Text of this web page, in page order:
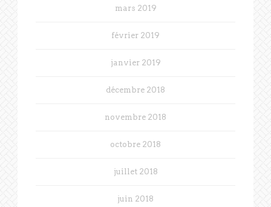
mars 2019
février 2019
janvier 2019
décembre 2018
novembre 2018
octobre 2018
juillet 2018
juin 2018